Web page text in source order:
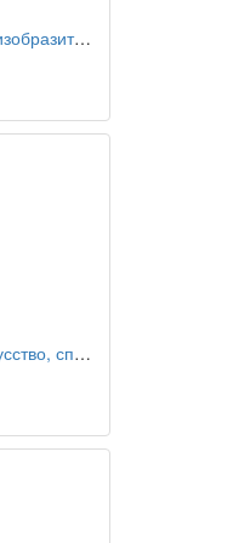
Том 3. Е — К
энциклопедия